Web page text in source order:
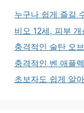
누구나 쉽게 즐길
비오 12세, 피부
충격적인 술탄 오
충격적인 벤 애플
초보자도 쉽게 알